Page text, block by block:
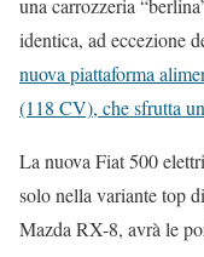
identica, ad eccezione
nuova piattaforma
(118 CV), che sfrutta
La nuova Fiat 500
solo nella variante top
Mazda RX-8, avrà le